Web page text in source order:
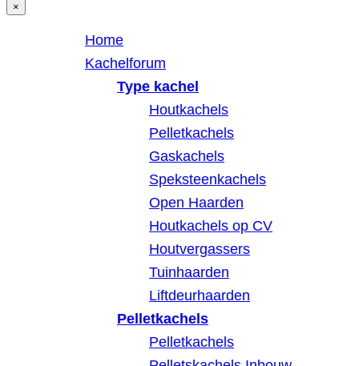
×
Home
Kachelforum
Type kachel
Houtkachels
Pelletkachels
Gaskachels
Speksteenkachels
Open Haarden
Houtkachels op CV
Houtvergassers
Tuinhaarden
Liftdeurhaarden
Pelletkachels
Pelletkachels